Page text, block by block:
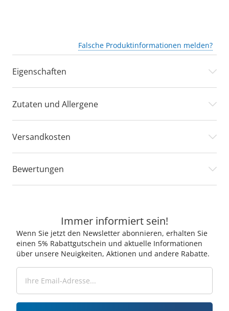
Falsche Produktinformationen melden?
Eigenschaften
Zutaten und Allergene
Versandkosten
Bewertungen
Immer informiert sein!
Wenn Sie jetzt den Newsletter abonnieren, erhalten Sie
einen 5% Rabattgutschein und aktuelle Informationen
über unsere Neuigkeiten, Aktionen und andere Rabatte.